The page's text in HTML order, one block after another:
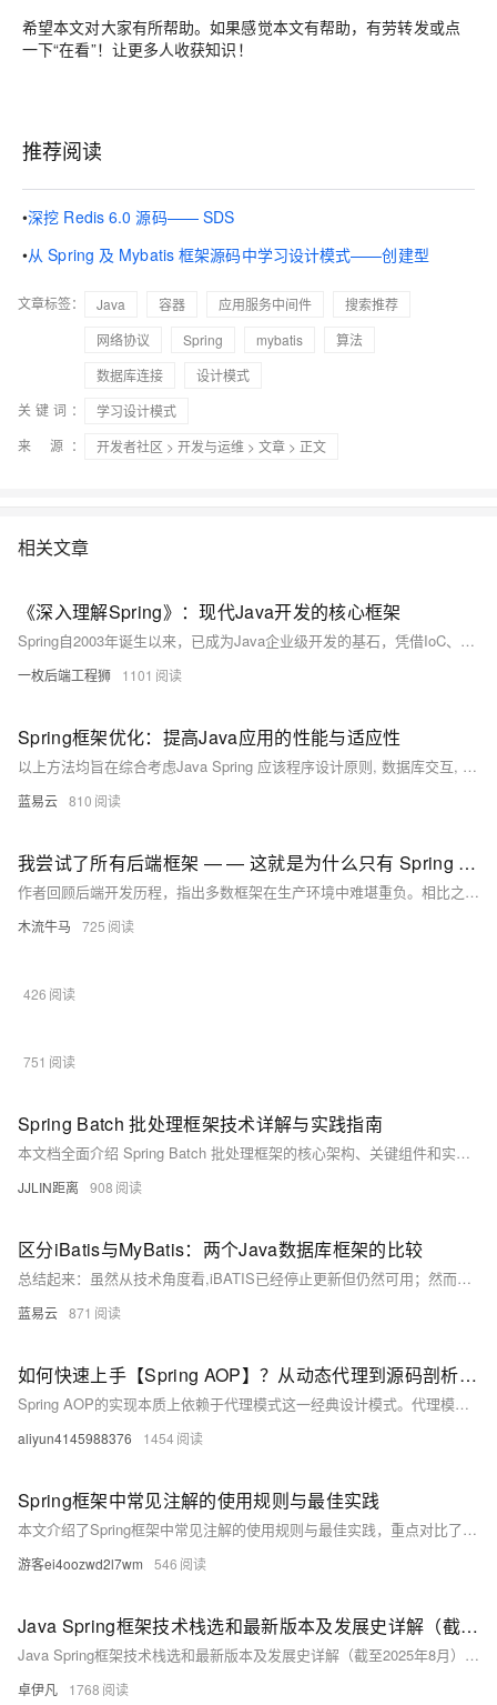
希望本文对大家有所帮助。如果感觉本文有帮助，有劳转发或点
一下“在看”！让更多人收获知识！
推荐阅读
•深挖 Redis 6.0 源码—— SDS
•从 Spring 及 Mybatis 框架源码中学习设计模式——创建型
文章标签： Java 容器 应用服务中间件
搜索推荐
网络协议
Spring mybatis
算法
数据库连接
设计模式
关键词：
学习设计模式
来 源：
开发者社区 > 开发与运维 > 文章 > 正文
相关文章
《深入理解Spring》：现代Java开发的核心框架
Spring自2003年诞生以来，已成为Java企业级开发的基石，凭借IoC、AOP、声明式编程等核心特性，极大简化了开发复杂度。本系列将深入解析Spring框架核心原理及Spring Boot、Cloud、Security等生态组件，助力开发者构建高效、可扩展的应用体系。（238字）
一枚后端工程狮 1101
Spring框架优化：提高Java应用的性能与适应性
以上方法均旨在综合考虑Java Spring 应该程序设计原则, 数据库交互, 编码实践和系统架构布局等多角度因素, 旨在达到高效稳定运转目标同时也易于未来扩展.
蓝易云 810
我尝试了所有后端框架 — — 这就是为什么只有 Spring Boot 幸存下来
作者回顾后端开发历程，指出多数框架在生产环境中难堪重负。相比之下，Spring Boot凭借内置安全、稳定扩展、完善生态和企业级支持，成为构建高可用系统的首选，真正经受住了时间与规模的考验。
木流牛马 725
426
751
Spring Batch 批处理框架技术详解与实践指南
本文档全面介绍 Spring Batch 批处理框架的核心架构、关键组件和实际应用场景。作为 Spring 生态系统中专门处理大规模数据批处理的框架，Spring Batch 为企业级批处理作业提供了可靠的解决方案。本文将深入探讨其作业流程、组件模型、错误处理机制、性能优化策略以及与现代云原生环境的集成方式，帮助开发者构建高效、稳定的批处理系统。
JJLIN距离 908
区分iBatis与MyBatis：两个Java数据库框架的比较
总结起来：虽然从技术角度看,iBATIS已经停止更新但仍然可用；然而考虑到长期项目健康度及未来可能需求变化情况下MYBATISS无疑会是一个更佳选择因其具备良好生命周期管理机制同时也因为社区力量背书确保问题修复新特征添加速度快捷有效.
蓝易云 871
如何快速上手【Spring AOP】？从动态代理到源码剖析（下篇）
Spring AOP的实现本质上依赖于代理模式这一经典设计模式。代理模式通过引入代理对象作为目标对象的中间层，实现了对目标对象访问的控制与增强，其核心价值在于解耦核心业务逻辑与横切关注点。在框架设计中，这种模式广泛用于实现功能扩展（如远程调用、延迟加载）、行为拦截（如权限校验、异常处理）等场景，为系统提供了更高的灵活性和可维护性。
aliyun4145988376 1454
Spring框架中常见注解的使用规则与最佳实践
本文介绍了Spring框架中常见注解的使用规则与最佳实践，重点对比了URL参数与表单参数的区别，并详细说明了@RequestParam、@PathVariable、@RequestBody等注解的应用场景。同时通过表格和案例分析，帮助开发者正确选择参数绑定方式，避免常见误区，提升代码的可读性与安全性。
游客ei4oozwd2l7wm 546
Java Spring框架技术栈选和最新版本及发展史详解（截至2025年8月）-优雅草卓伊凡
Java Spring框架技术栈选和最新版本及发展史详解（截至2025年8月）-优雅草卓伊凡
卓伊凡 1768